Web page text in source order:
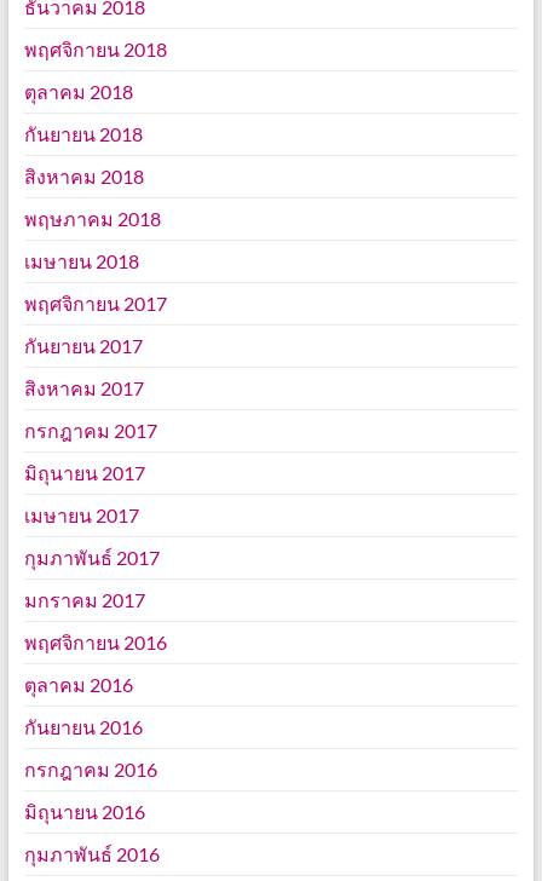
ธันวาคม 2018
พฤศจิกายน 2018
ตุลาคม 2018
กันยายน 2018
สิงหาคม 2018
พฤษภาคม 2018
เมษายน 2018
พฤศจิกายน 2017
กันยายน 2017
สิงหาคม 2017
กรกฎาคม 2017
มิถุนายน 2017
เมษายน 2017
กุมภาพันธ์ 2017
มกราคม 2017
พฤศจิกายน 2016
ตุลาคม 2016
กันยายน 2016
กรกฎาคม 2016
มิถุนายน 2016
กุมภาพันธ์ 2016